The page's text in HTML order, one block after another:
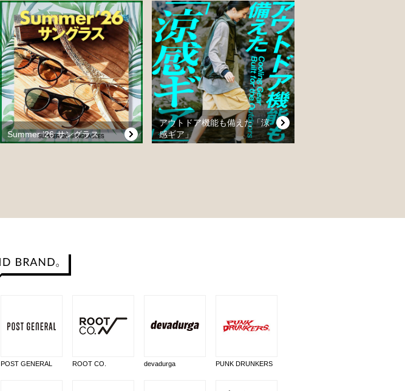
Summer ’26 サングラス
アウトドア機能も備えた「涼
感ギア」
POST GENERAL ROOT CO. devadurga PUNK DRUNKERS